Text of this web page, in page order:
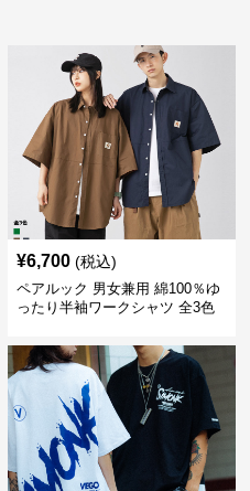
¥6,700 (税込)
ペアルック 男女兼用 綿100％ゆ
ったり半袖ワークシャツ 全3色